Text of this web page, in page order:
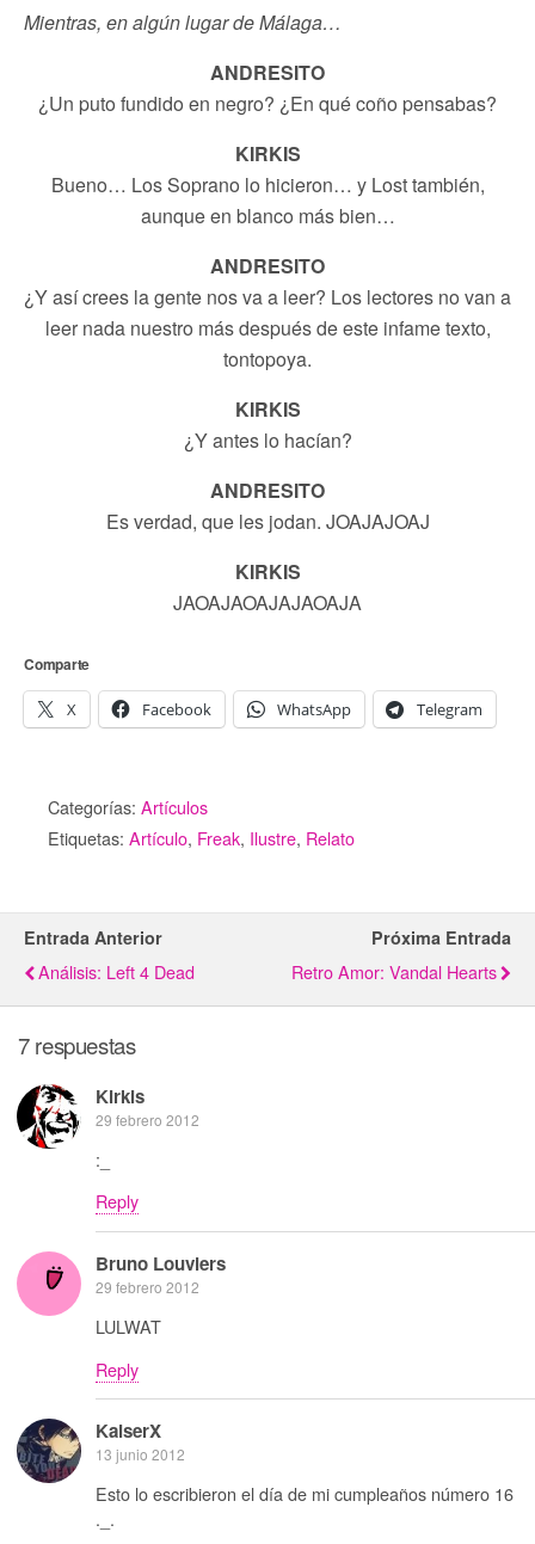
Mientras, en algún lugar de Málaga…
ANDRESITO
¿Un puto fundido en negro? ¿En qué coño pensabas?
KIRKIS
Bueno… Los Soprano lo hicieron… y Lost también,
aunque en blanco más bien…
ANDRESITO
¿Y así crees la gente nos va a leer? Los lectores no van a
leer nada nuestro más después de este infame texto,
tontopoya.
KIRKIS
¿Y antes lo hacían?
ANDRESITO
Es verdad, que les jodan. JOAJAJOAJ
KIRKIS
JAOAJAOAJAJAOAJA
Comparte
X Facebook WhatsApp Telegram
Categorías: Artículos
Etiquetas: Artículo, Freak, Ilustre, Relato
Entrada Anterior
Análisis: Left 4 Dead
Próxima Entrada
Retro Amor: Vandal Hearts
7 respuestas
Kirkis
29 febrero 2012
:_
Reply
Bruno Louviers
29 febrero 2012
LULWAT
Reply
KaiserX
13 junio 2012
Esto lo escribieron el día de mi cumpleaños número 16
._.